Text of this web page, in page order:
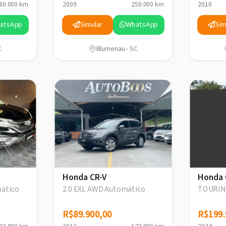
km 2009 250.000 km
Simular WhatsApp
Blumenau - SC
2010
Honda CR-V
2.0 EXL AWD Automático
R$89.900,00
R$89.900,00
Honda